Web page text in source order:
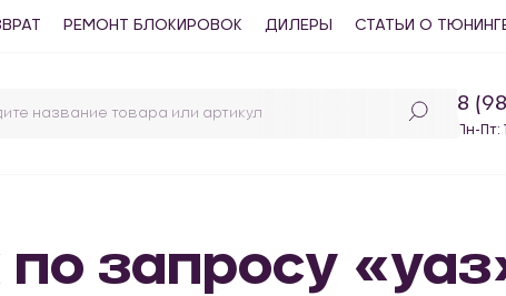
РЕМОНТ БЛОКИРОВОК ДИЛЕРЫ СТАТЬИ О
8
Пн-Пт:
по запросу